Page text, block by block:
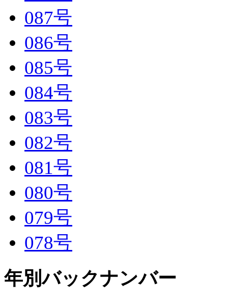
087号
086号
085号
084号
083号
082号
081号
080号
079号
078号
年別バックナンバー